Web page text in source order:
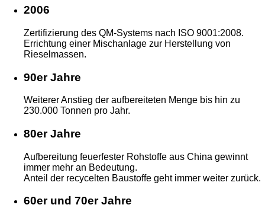
2006
Zertifizierung des QM-Systems nach ISO 9001:2008.
Errichtung einer Mischanlage zur Herstellung von
Rieselmassen.
90er Jahre
Weiterer Anstieg der aufbereiteten Menge bis hin zu
230.000 Tonnen pro Jahr.
80er Jahre
Aufbereitung feuerfester Rohstoffe aus China gewinnt
immer mehr an Bedeutung.
Anteil der recycelten Baustoffe geht immer weiter zurück.
60er und 70er Jahre